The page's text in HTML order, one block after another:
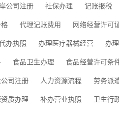
公司注册 社保办理 记账报税
代理记账费用 网络经营许可
办执照 办理医疗器械经营 办
食品卫生办理 食品经营许可条
司注册 人力资源流程 劳务派
质办理 补办营业执照 卫生行